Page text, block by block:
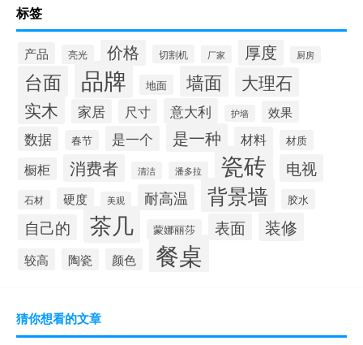
岩板背面没有品牌标识吗
岩板可以包横梁吗图片
供应硅岩板设备哪家好用
广州进口岩板厂商有哪些
岩板贴墙用啥胶最好
岩板和地板哪个质量好些
影视墙怎么安装岩板灯
成都超薄岩板费用高吗
2.4米岩板有多重啊
什么岩板胶粘得最牢固
岩板亚克力桌子用什么胶水
福建岩板拼接胶品牌排行
湖北现代岩板厂家有几种
整屋岩板装饰墙面好吗
大岩板开洞容易断裂吗
岩板上的坐垫怎么清洁
冠珠陶瓷岩板产品介绍
陶瓷岩板什么时候上市
过年吃什么菜隔夜
标签
产品 亮光 价格 切割机 厂家 厚度 厨房
台面 品牌 地面 墙面
大理石
实木
家居 尺寸 意大利 护墙 效果
数据 春节 是一个 是一种 材料 材质
橱柜 消费者 清洁 潘多拉 瓷砖 电视
石材 硬度 美观 耐高温 背景墙 胶水
自己的 茶几 蒙娜丽莎 表面 装修
较高 陶瓷 颜色 餐桌
猜你想看的文章